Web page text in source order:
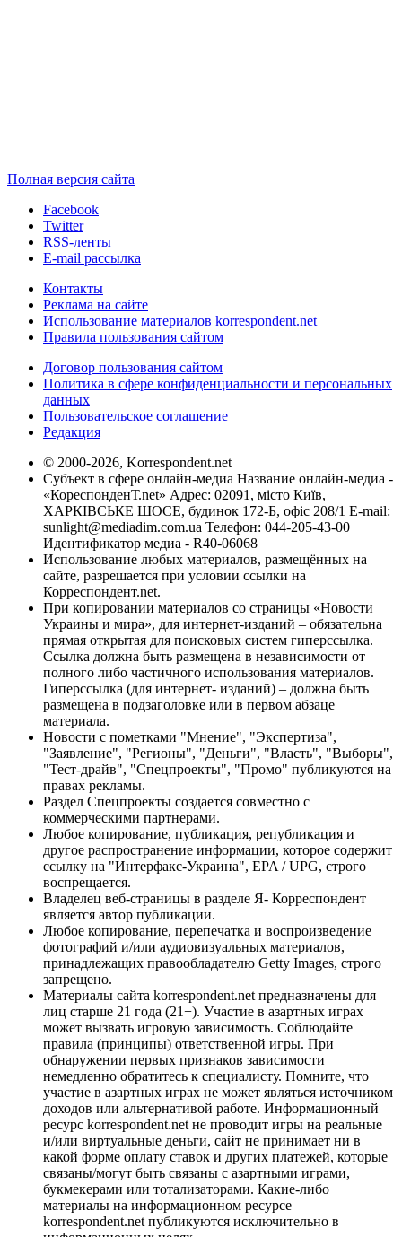
Полная версия сайта
Facebook
Twitter
RSS-ленты
E-mail рассылка
Контакты
Реклама на сайте
Использование материалов korrespondent.net
Правила пользования сайтом
Договор пользования сайтом
Политика в сфере конфиденциальности и персональных
данных
Пользовательское соглашение
Редакция
© 2000-2026, Korrespondent.net
Субъект в сфере онлайн-медиа Название онлайн-медиа -
«КореспонденТ.net» Адрес: 02091, місто Київ,
ХАРКІВСЬКЕ ШОСЕ, будинок 172-Б, офіс 208/1 E-mail:
sunlight@mediadim.com.ua Телефон: 044-205-43-00
Идентификатор медиа - R40-06068
Использование любых материалов, размещённых на
сайте, разрешается при условии ссылки на
Корреспондент.net.
При копировании материалов со страницы «Новости
Украины и мира», для интернет-изданий – обязательна
прямая открытая для поисковых систем гиперссылка.
Ссылка должна быть размещена в независимости от
полного либо частичного использования материалов.
Гиперссылка (для интернет- изданий) – должна быть
размещена в подзаголовке или в первом абзаце
материала.
Новости с пометками "Мнение", "Экспертиза",
"Заявление", "Регионы", "Деньги", "Власть", "Выборы",
"Тест-драйв", "Спецпроекты", "Промо" публикуются на
правах рекламы.
Раздел Спецпроекты создается совместно с
коммерческими партнерами.
Любое копирование, публикация, републикация и
другое распространение информации, которое содержит
ссылку на "Интерфакс-Украина", EPA / UPG, строго
воспрещается.
Владелец веб-страницы в разделе Я- Корреспондент
является автор публикации.
Любое копирование, перепечатка и воспроизведение
фотографий и/или аудиовизуальных материалов,
принадлежащих правообладателю Getty Images, строго
запрещено.
Материалы сайта korrespondent.net предназначены для
лиц старше 21 года (21+). Участие в азартных играх
может вызвать игровую зависимость. Соблюдайте
правила (принципы) ответственной игры. При
обнаружении первых признаков зависимости
немедленно обратитесь к специалисту. Помните, что
участие в азартных играх не может являться источником
доходов или альтернативой работе. Информационный
ресурс korrespondent.net не проводит игры на реальные
и/или виртуальные деньги, сайт не принимает ни в
какой форме оплату ставок и других платежей, которые
связаны/могут быть связаны с азартными играми,
букмекерами или тотализаторами. Какие-либо
материалы на информационном ресурсе
korrespondent.net публикуются исключительно в